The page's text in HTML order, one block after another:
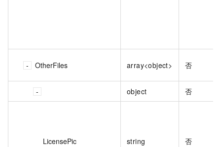
OtherFiles array<object> 否
object 否
LicensePic string 否